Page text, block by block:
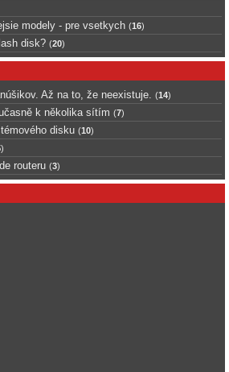
modely - pre vsetkych (16)
disk? (20)
Až na to, že neexistuje. (14)
k několika sítím (7)
disku (10)
)
routeru (3)